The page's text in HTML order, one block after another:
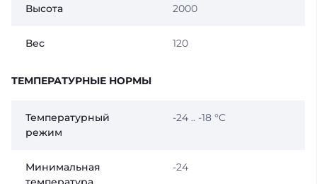
Высота 2000
Вес 120
ТЕМПЕРАТУРНЫЕ НОРМЫ
Температурный
режим
-24 .. -18 °C
Минимальная
-24